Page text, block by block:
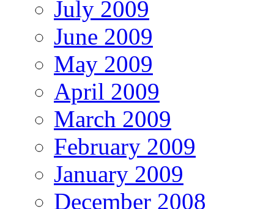
July 2009
June 2009
May 2009
April 2009
March 2009
February 2009
January 2009
December 2008